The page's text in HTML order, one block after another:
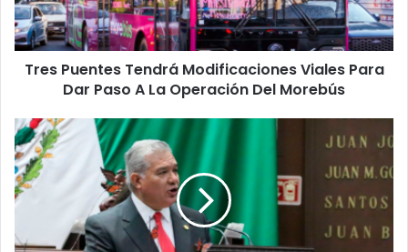
Dar
Paso
A
La
Operación
Morebús
Tres Puentes Tendrá Modificaciones Viales Para
Dar Paso A La Operación Del Morebús
Diputado
Magaña
De
La
Mora
Agravar